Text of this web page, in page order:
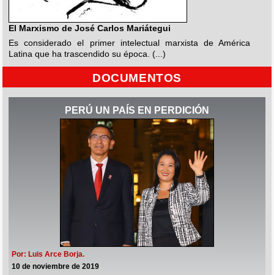
El Marxismo de José Carlos Mariátegui
Es considerado el primer intelectual marxista de América
Latina que ha trascendido su época. (...)
DOCUMENTOS
PERÚ UN PAÍS EN PERDICIÓN
Por: Luis Arce Borja.
10 de noviembre de 2019